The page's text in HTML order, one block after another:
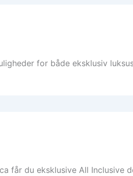
for både eksklusiv
får du eksklusive All Inclusive